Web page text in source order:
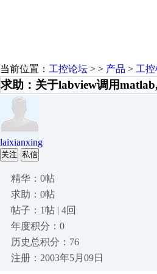
当前位置： 工控论坛 > > 产品 > 工
求助：关于labview调用
laixianxing
关注 私信
精华：0帖
求助：0帖
帖子：1帖 | 4回
年度积分：0
历史总积分：76
注册：2003年5月09日